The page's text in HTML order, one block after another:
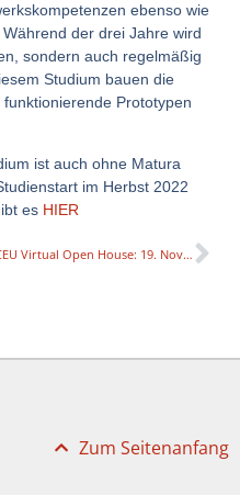
ebenso wie
der drei Jahre wird
sondern auch regelmäßig
Studium bauen die
Prototypen
ist auch ohne Matura
im Herbst 2022
es HIER
CEU Virtual Open House: 19. November 2021
Zum Seitenanfang